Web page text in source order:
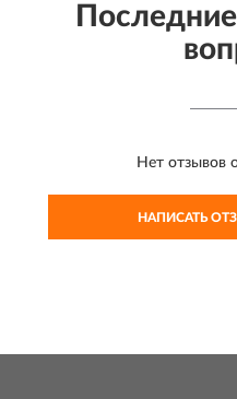
Нет отзывов
НАПИСАТЬ